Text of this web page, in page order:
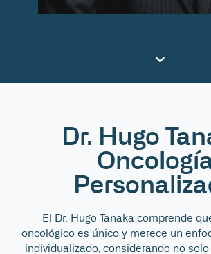
Dr. Hugo
El Dr. Hugo Tanaka comprende
oncológico es único y merece un
individualizado, considerando no